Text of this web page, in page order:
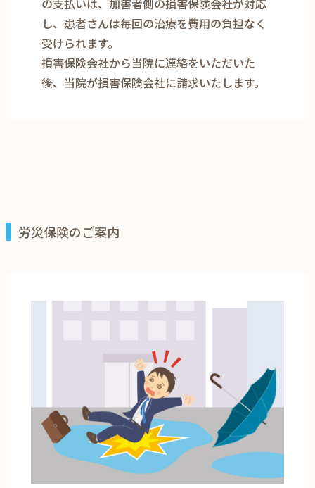
し、患者さんは毎回の治療を費用の負担なく
受けられます。
損害保険会社から当院に連絡をいただいた
後、当院が損害保険会社に請求いたします。
労災保険のご案内